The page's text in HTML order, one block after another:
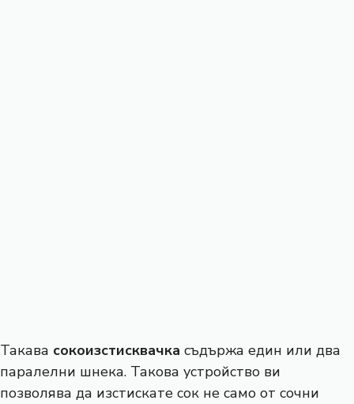
Такава сокоизстисквачка съдържа един или два
паралелни шнека. Такова устройство ви
позволява да изстискате сок не само от сочни